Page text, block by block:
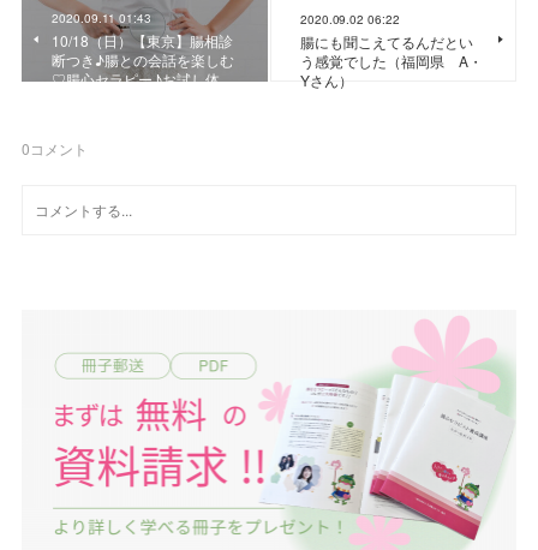
2020.09.11 01:43
10/18（日）【東京】腸相診
断つき♪腸との会話を楽しむ
♡腸心セラピー♪お試し体…
2020.09.02 06:22
腸にも聞こえてるんだとい
う感覚でした（福岡県 A・
Yさん）
0コメント